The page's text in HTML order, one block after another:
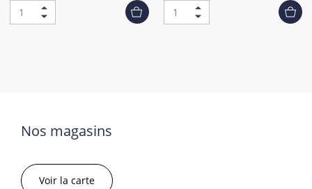
Nos magasins
Voir la carte